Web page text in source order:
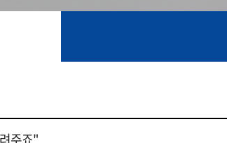
주죠"